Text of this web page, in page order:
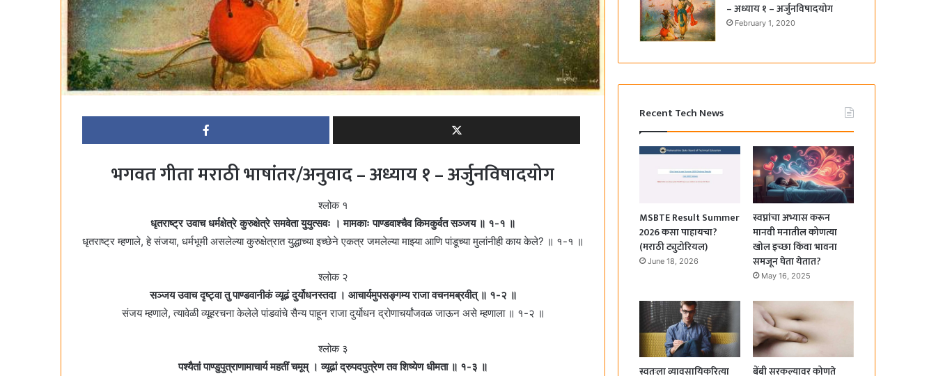
भगवत गीता मराठी भाषांतर/अनुवाद – अध्याय १ – अर्जुनविषादयोग
श्लोक १
धृतराष्ट्र उवाच धर्मक्षेत्रे कुरुक्षेत्रे समवेता युयुत्सवः । मामकाः पाण्डवाश्चैव किमकुर्वत सञ्जय ॥ १-१ ॥
धृतराष्ट्र म्हणाले, हे संजया, धर्मभूमी असलेल्या कुरुक्षेत्रात युद्धाच्या इच्छेने एकत्र जमलेल्या माझ्या आणि पांडूच्या मुलांनीही काय केले? ॥ १-१ ॥
श्लोक २
सञ्जय उवाच दृष्ट्वा तु पाण्डवानीकं व्यूढं दुर्योधनस्तदा । आचार्यमुपसङ्गम्य राजा वचनमब्रवीत्‌ ॥ १-२ ॥
संजय म्हणाले, त्यावेळी व्यूहरचना केलेले पांडवांचे सैन्य पाहून राजा दुर्योधन द्रोणाचर्यांजवळ जाऊन असे म्हणाला ॥ १-२ ॥
श्लोक ३
पश्यैतां पाण्डुपुत्राणामाचार्य महतीं चमूम्‌ । व्यूढां द्रुपदपुत्रेण तव शिष्येण धीमता ॥ १-३ ॥
– अध्याय १ – अर्जुनविषादयोग
February 1, 2020
Recent Tech News
MSBTE Result Summer
2026 कसा पाहायचा?
(मराठी ट्युटोरियल)
June 18, 2026
स्वप्नांचा अभ्यास करून
मानवी मनातील कोणत्या
खोल इच्छा किंवा भावना
समजून घेता येतात?
May 16, 2025
स्वतःला व्यावसायिकरित्या
बेंबी सरकल्यावर कोणते